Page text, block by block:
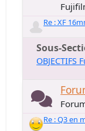
Re : XF
Sous-
OBJECTIFS
Re : Q3 en